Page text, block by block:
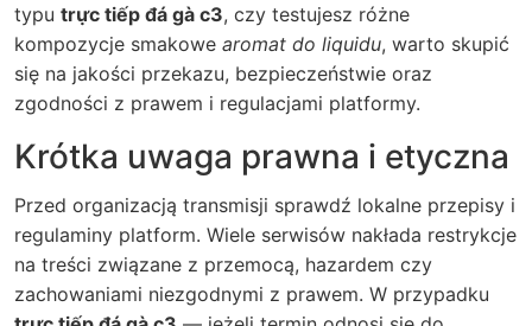
typu trực tiếp đá gà c3, czy testujesz różne
kompozycje smakowe aromat do liquidu, warto skupić
się na jakości przekazu, bezpieczeństwie oraz
zgodności z prawem i regulacjami platformy.
Krótka uwaga prawna i etyczna
Przed organizacją transmisji sprawdź lokalne przepisy i
regulaminy platform. Wiele serwisów nakłada restrykcje
na treści związane z przemocą, hazardem czy
zachowaniami niezgodnymi z prawem. W przypadku